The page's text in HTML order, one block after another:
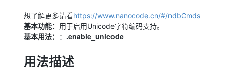
想了解更多请看https://www.nanocode.cn/#/ndbCmds
基本功能： 用于启用Unicode字符编码支持。
基本用法： ：.enable_unicode
用法描述